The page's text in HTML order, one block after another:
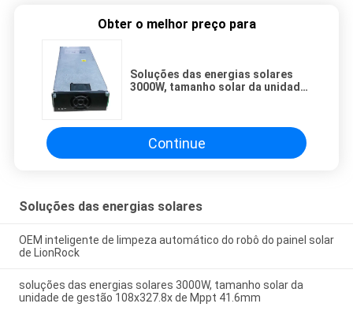
Obter o melhor preço para
Soluções das energias solares
3000W, tamanho solar da unidade
Continue
Soluções das energias solares
OEM inteligente de limpeza automático do robô do painel solar
de LionRock
soluções das energias solares 3000W, tamanho solar da
unidade de gestão 108x327.8x de Mppt 41.6mm